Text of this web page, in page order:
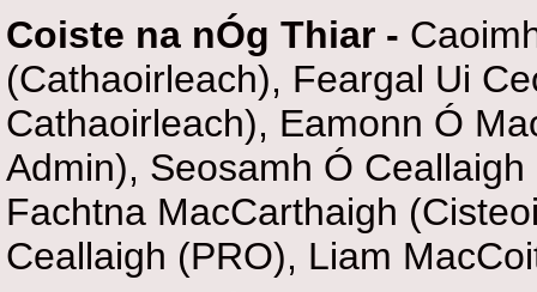
Coiste na nÓg Thiar -
(Cathaoirleach), Feargal Ui
Cathaoirleach), Eamonn Ó
Admin), Seosamh Ó
Fachtna MacCarthaigh
Ceallaigh (PRO), Liam